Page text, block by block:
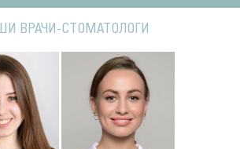
ВРАЧИ-СТОМАТОЛОГИ